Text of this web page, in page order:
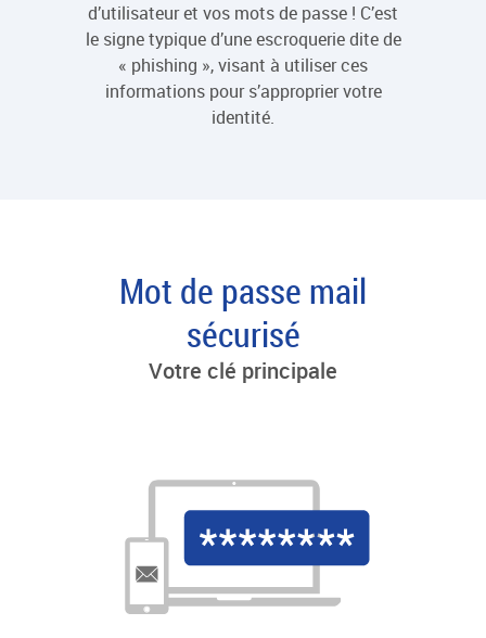
d’utilisateur et vos mots de passe ! C’est
le signe typique d’une escroquerie dite de
« phishing », visant à utiliser ces
informations pour s’approprier votre
identité.
Mot de passe mail
sécurisé
Votre clé principale